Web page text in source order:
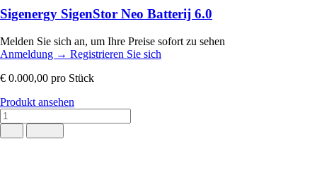
Sigenergy SigenStor Neo Batterij 6.0
Melden Sie sich an, um Ihre Preise sofort zu sehen
Anmeldung → Registrieren Sie sich
€ 0.000,00 pro Stück
Produkt ansehen